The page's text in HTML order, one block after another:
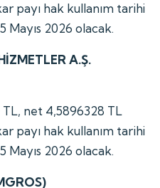
payı hak kullanım tarihi
Mayıs 2026 olacak.
A.Ş.
TL, net 4,5896328 TL
payı hak kullanım tarihi
Mayıs 2026 olacak.